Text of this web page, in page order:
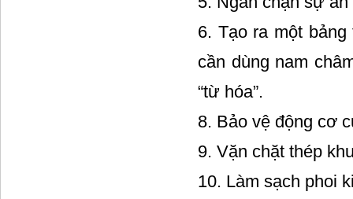
6. Tạo ra một
cần dùng nam
“từ hóa”.
8. Bảo vệ động cơ
9. Vặn chặt thép
10. Làm sạch phoi